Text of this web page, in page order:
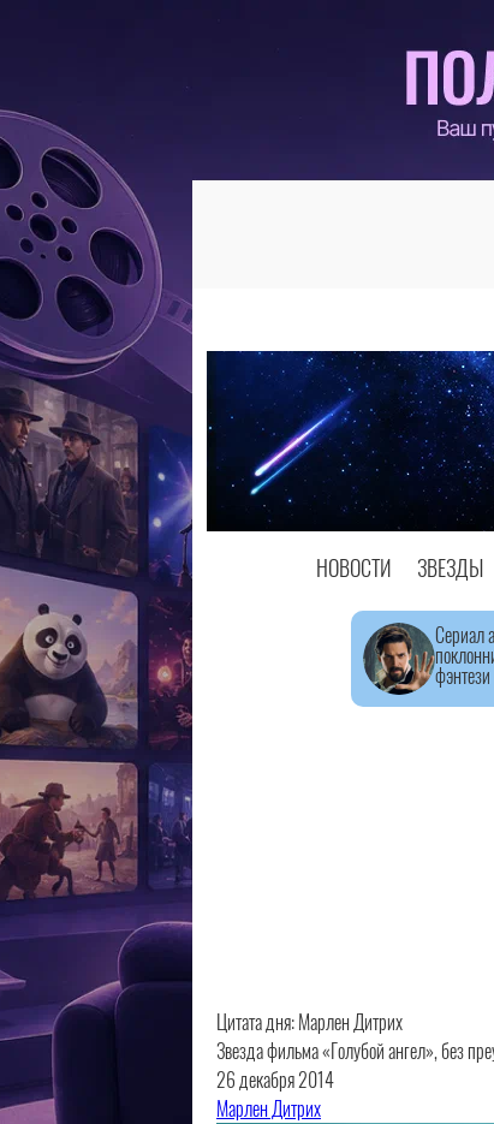
НОВОСТИ ЗВЕЗДЫ
Сериал
фэнтези
Цитата дня: Марлен Дитрих
Звезда фильма «Голубой ангел», без
26 декабря 2014
Марлен Дитрих